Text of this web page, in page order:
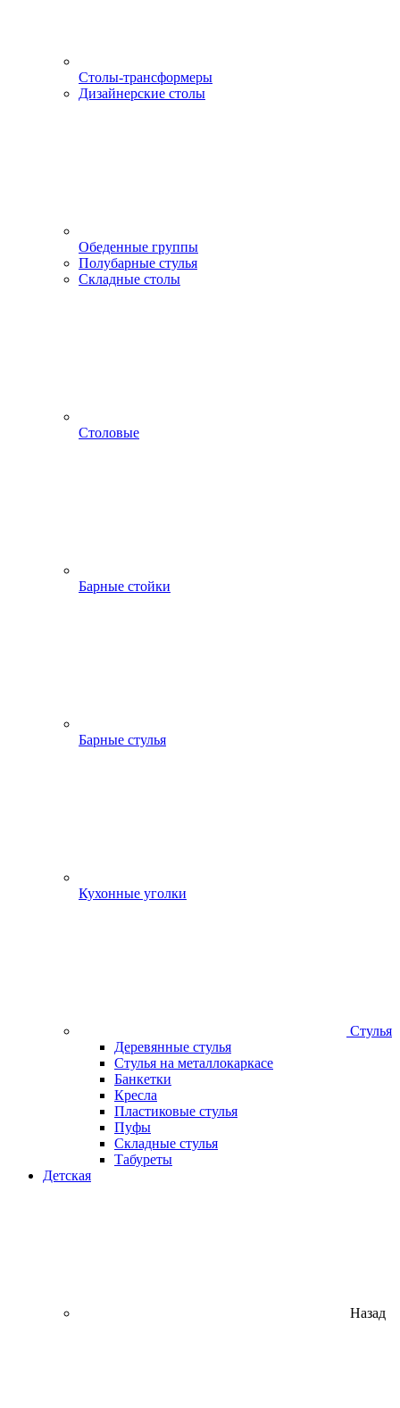
Столы-трансформеры
Дизайнерские столы
Обеденные группы
Полубарные стулья
Складные столы
Столовые
Барные стойки
Барные стулья
Кухонные уголки
Стулья
Деревянные стулья
Стулья на металлокаркасе
Банкетки
Кресла
Пластиковые стулья
Пуфы
Складные стулья
Табуреты
Детская
Назад